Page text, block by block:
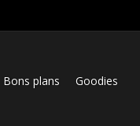
Bons plans Goodies